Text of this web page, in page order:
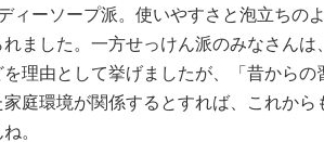
ィーソープ派。使いやすさと泡立ちの
れました。一方せっけん派のみなさん
を理由として挙げましたが、「昔から
庭環境が関係するとすれば、これか
。